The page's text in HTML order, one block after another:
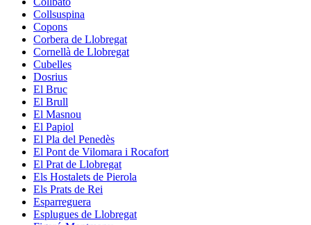
Collsuspina
Copons
Corbera de Llobregat
Cornellà de Llobregat
Cubelles
Dosrius
El Bruc
El Brull
El Masnou
El Papiol
El Pla del Penedès
El Pont de Vilomara i Rocafort
El Prat de Llobregat
Els Hostalets de Pierola
Els Prats de Rei
Esparreguera
Esplugues de Llobregat